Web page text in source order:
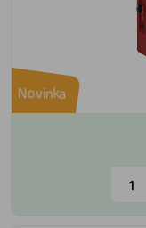
Novinka